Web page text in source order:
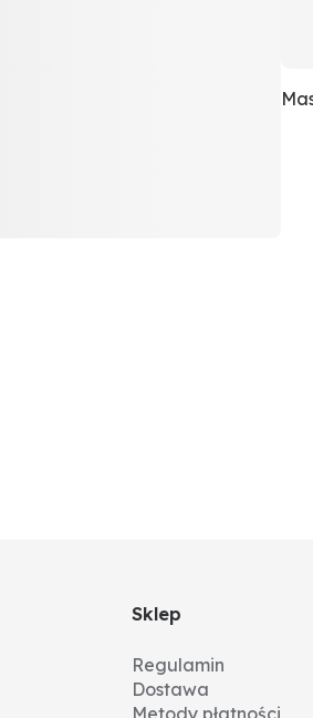
Sklep
Regulamin
Dostawa
Metody płatności